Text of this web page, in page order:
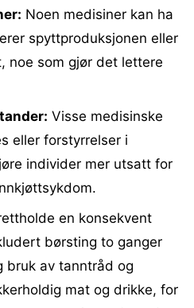
Noen medisiner kan ha
spyttproduksjonen eller
noe som gjør det lettere
Visse medisinske
eller forstyrrelser i
individer mer utsatt for
en konsekvent
børsting to ganger
bruk av tanntråd og
mat og drikke, for